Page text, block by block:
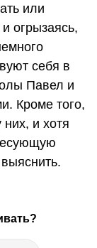
или
огрызаясь,
себя в
Павел и
Кроме того,
и хотя